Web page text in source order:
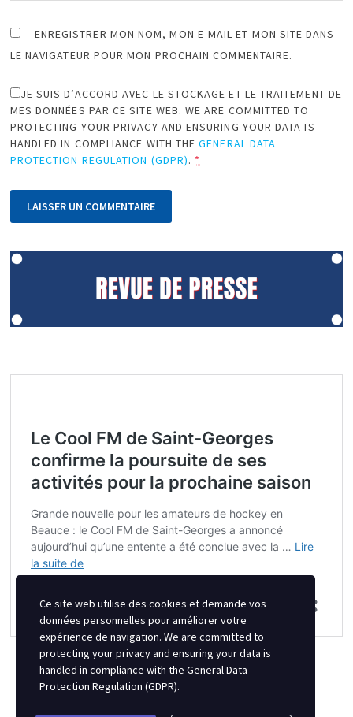
ENREGISTRER MON NOM, MON E-MAIL ET MON SITE DANS
LE NAVIGATEUR POUR MON PROCHAIN COMMENTAIRE.
JE SUIS D’ACCORD AVEC LE STOCKAGE ET LE TRAITEMENT DE
MES DONNÉES PAR CE SITE WEB. WE ARE COMMITTED TO
PROTECTING YOUR PRIVACY AND ENSURING YOUR DATA IS
HANDLED IN COMPLIANCE WITH THEGENERAL DATA
PROTECTION REGULATION (GDPR). *
Ce site web utilise des cookies et demande vos
données personnelles pour améliorer votre
expérience de navigation. We are committed to
protecting your privacy and ensuring your data is
handled in compliance with the General Data
Protection Regulation (GDPR).